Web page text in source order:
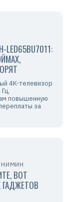
LED65BU7011:
4K-телевизор
повышенную
за
ВОТ
ГАДЖЕТОВ